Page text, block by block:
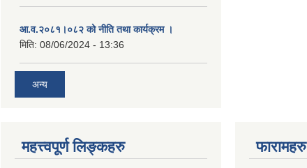
आ.व.२०८१।०८२ को नीति तथा कार्यक्रम ।
मिति: 08/06/2024 - 13:36
अन्य
महत्त्वपूर्ण लिङ्कहरु फारामहरु